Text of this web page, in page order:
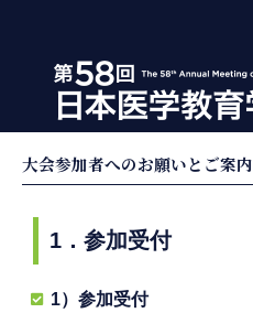
大会参加者へのお願いとご案内
1．参加受付
1）参加受付